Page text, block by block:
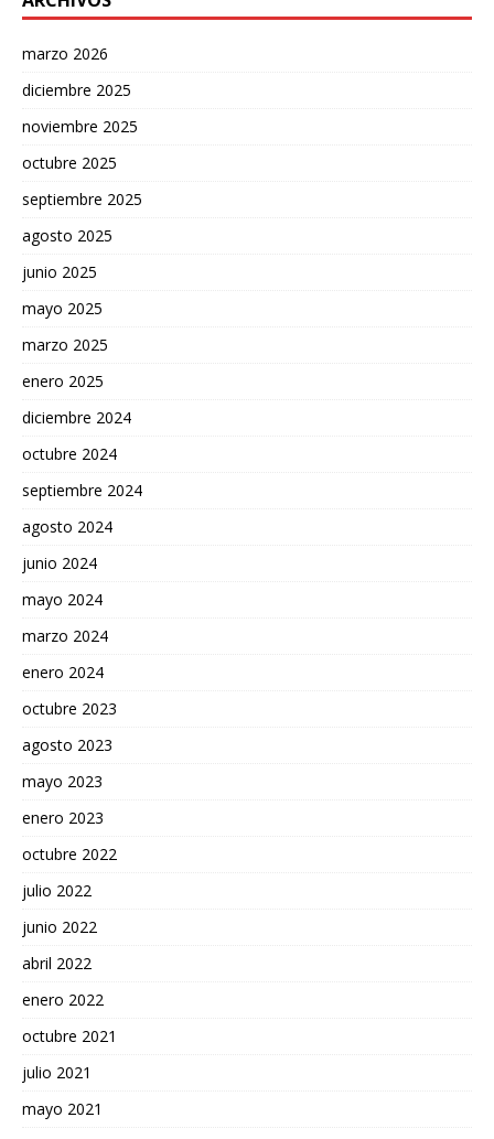
marzo 2026
diciembre 2025
noviembre 2025
octubre 2025
septiembre 2025
agosto 2025
junio 2025
mayo 2025
marzo 2025
enero 2025
diciembre 2024
octubre 2024
septiembre 2024
agosto 2024
junio 2024
mayo 2024
marzo 2024
enero 2024
octubre 2023
agosto 2023
mayo 2023
enero 2023
octubre 2022
julio 2022
junio 2022
abril 2022
enero 2022
octubre 2021
julio 2021
mayo 2021